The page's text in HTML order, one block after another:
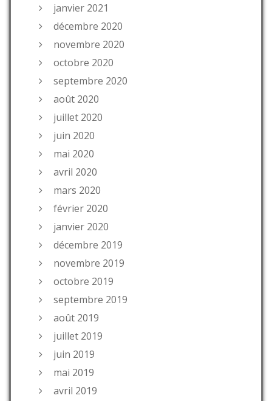
janvier 2021
décembre 2020
novembre 2020
octobre 2020
septembre 2020
août 2020
juillet 2020
juin 2020
mai 2020
avril 2020
mars 2020
février 2020
janvier 2020
décembre 2019
novembre 2019
octobre 2019
septembre 2019
août 2019
juillet 2019
juin 2019
mai 2019
avril 2019